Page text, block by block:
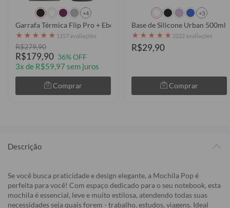
+4
Garrafa Térmica Flip Pro + Ebook - Flores do Campo em Aquarela
★ ★ ★ ★ ★ 1157 avaliações
R$279,90
R$179,90 36% OFF
3x de R$59,97 sem juros
Comprar
+3
Base de Silicone Urban 500ml
★ ★ ★ ★ ★ 2222 avaliações
R$29,90
Comprar
Descrição
Se você busca praticidade e design elegante, a Mochila Pop é
perfeita para você! Com espaço dedicado para o seu notebook, esta
mochila é essencial, leve e muito estilosa, atendendo todas suas
necessidades seja quais forem - trabalho, estudos, viagens. Ideal